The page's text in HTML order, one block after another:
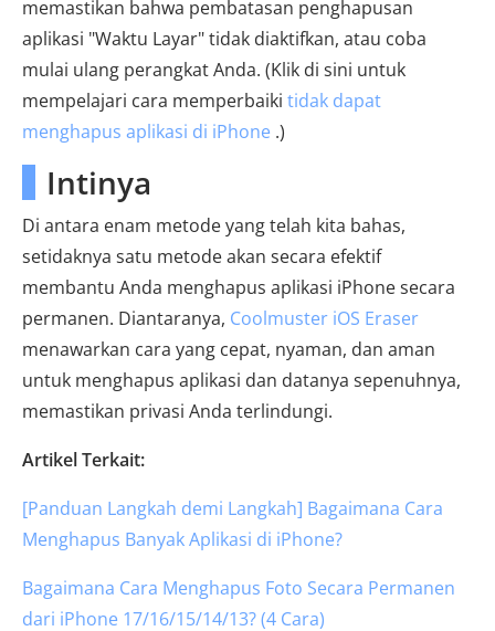
memastikan bahwa pembatasan penghapusan
aplikasi "Waktu Layar" tidak diaktifkan, atau coba
mulai ulang perangkat Anda. (Klik di sini untuk
mempelajari cara memperbaiki tidak dapat
menghapus aplikasi di iPhone .)
Intinya
Di antara enam metode yang telah kita bahas,
setidaknya satu metode akan secara efektif
membantu Anda menghapus aplikasi iPhone secara
permanen. Diantaranya, Coolmuster iOS Eraser
menawarkan cara yang cepat, nyaman, dan aman
untuk menghapus aplikasi dan datanya sepenuhnya,
memastikan privasi Anda terlindungi.
Artikel Terkait:
[Panduan Langkah demi Langkah] Bagaimana Cara
Menghapus Banyak Aplikasi di iPhone?
Bagaimana Cara Menghapus Foto Secara Permanen
dari iPhone 17/16/15/14/13? (4 Cara)